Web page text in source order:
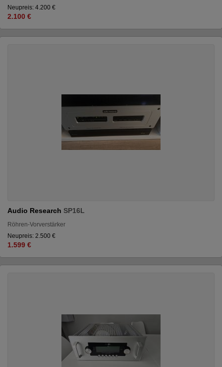
Neupreis: 4.200 €
2.100 €
Audio Research SP16L
Röhren-Vorverstärker
Neupreis: 2.500 €
1.599 €